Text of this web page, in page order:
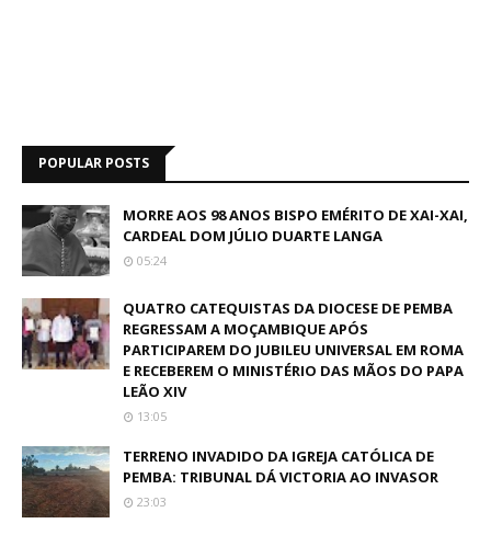
POPULAR POSTS
MORRE AOS 98 ANOS BISPO EMÉRITO DE XAI-XAI,
CARDEAL DOM JÚLIO DUARTE LANGA
05:24
QUATRO CATEQUISTAS DA DIOCESE DE PEMBA
REGRESSAM A MOÇAMBIQUE APÓS
PARTICIPAREM DO JUBILEU UNIVERSAL EM ROMA
E RECEBEREM O MINISTÉRIO DAS MÃOS DO PAPA
LEÃO XIV
13:05
TERRENO INVADIDO DA IGREJA CATÓLICA DE
PEMBA: TRIBUNAL DÁ VICTORIA AO INVASOR
23:03